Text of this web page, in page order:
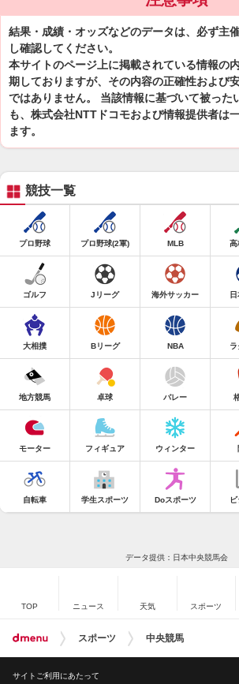
結果・成績・オッズなどのデータは、必ず主
し確認してください。
本サイトのページ上に掲載されている情報の
期しておりますが、その内容の正確性および
ではありません。 当該情報に基づいて被った
も、株式会社NTTドコモおよび情報提供者は
ます。
競技一覧
プロ野球 プロ野球(2軍) MLB 高
ゴルフ Jリーグ 海外サッカー
大相撲 Bリーグ NBA
地方競馬 卓球 バレー
モーター フィギュア ウィンター
自転車 学生スポーツ Doスポーツ
データ提供：日本中央競馬会
TOP ニュース 天気 スポーツ
スポーツ 中央競馬
サイトご利用にあたって